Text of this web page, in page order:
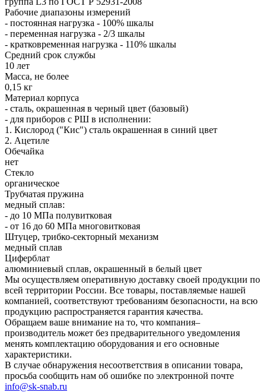
Рабочие диапазоны измерений
- постоянная нагрузка - 100% шкалы
- переменная нагрузка - 2/3 шкалы
- кратковременная нагрузка - 110% шкалы
Средний срок службы
10 лет
Масса, не более
0,15 кг
Материал корпуса
- сталь, окрашенная в черный цвет (базовый)
- для приборов с РШ в исполнении:
1. Кислород ("Кис") сталь окрашенная в синий цвет
2. Ацетиле
Обечайка
нет
Стекло
органическое
Трубчатая пружина
медный сплав:
- до 10 МПа полувитковая
- от 16 до 60 МПа многовитковая
Штуцер, трибко-секторный механизм
медный сплав
Циферблат
алюминиевый сплав, окрашенный в белый цвет
Мы осуществляем оперативную доставку своей продукции по
всей территории России. Все товары, поставляемые нашей
компанией, соответствуют требованиям безопасности, на всю
продукцию распространяется гарантия качества.
Обращаем ваше внимание на то, что компания–
производитель может без предварительного уведомления
менять комплектацию оборудования и его основные
характеристики.
В случае обнаружения несоответствия в описании товара,
просьба сообщить нам об ошибке по электронной почте
info@sk-snab.ru